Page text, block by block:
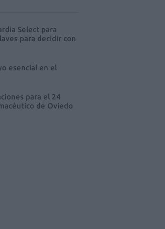
Select para
para decidir con
esencial en el
para el 24
de Oviedo